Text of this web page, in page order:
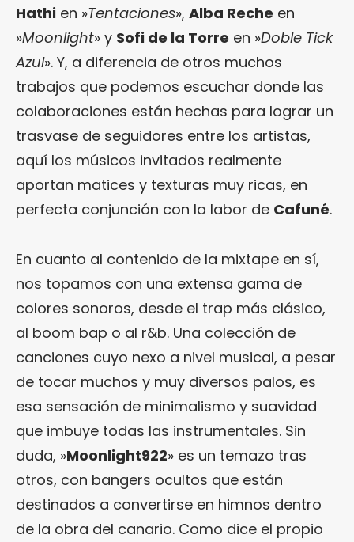
Hathi en »Tentaciones», Alba Reche en
»Moonlight» y Sofi de la Torre en »Doble Tick
Azul». Y, a diferencia de otros muchos
trabajos que podemos escuchar donde las
colaboraciones están hechas para lograr un
trasvase de seguidores entre los artistas,
aquí los músicos invitados realmente
aportan matices y texturas muy ricas, en
perfecta conjunción con la labor de Cafuné.
En cuanto al contenido de la mixtape en sí,
nos topamos con una extensa gama de
colores sonoros, desde el trap más clásico,
al boom bap o al r&b. Una colección de
canciones cuyo nexo a nivel musical, a pesar
de tocar muchos y muy diversos palos, es
esa sensación de minimalismo y suavidad
que imbuye todas las instrumentales. Sin
duda, »Moonlight922» es un temazo tras
otros, con bangers ocultos que están
destinados a convertirse en himnos dentro
de la obra del canario. Como dice el propio